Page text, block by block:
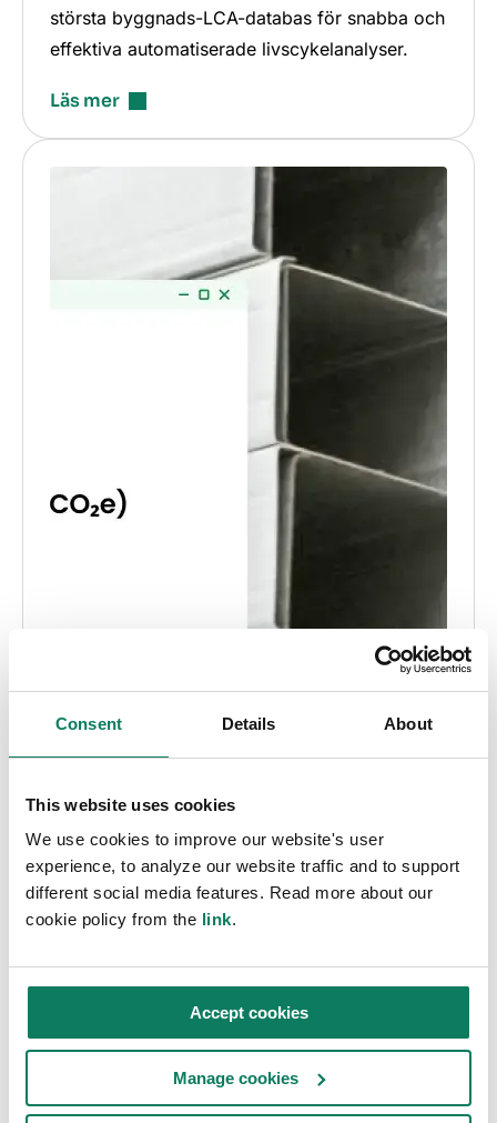
Consent Details About
This website uses cookies
We use cookies to improve our website's user
experience, to analyze our website traffic and to support
different social media features. Read more about our
cookie policy from the link.
Accept cookies
Manage cookies
största byggnads-LCA-databas för snabba och
effektiva automatiserade livscykelanalyser.
Läs mer
Kvantifiera den miljöpåverkan som ditt
infrastrukturprojekt medför, inklusive
flygplatser, broar, kanaler, överföringssystem,
vägar, översvämningsskydd, parkeringsprojekt